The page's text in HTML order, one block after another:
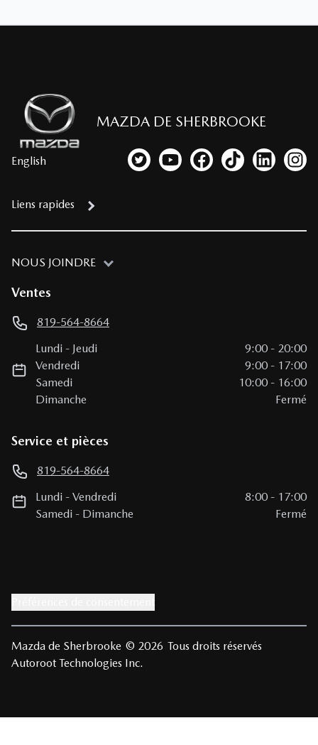
MAZDA DE SHERBROOKE
English Lien vers notre compte Twitter
Lien vers notre chaîne
Lien vers notre page
Lien vers notre
Lien vers
Lien
Liens rapides
NOUS JOINDRE
Ventes
819-564-8664
Lundi - Jeudi 9:00 - 20:00
Vendredi
9:00 - 17:00
Samedi
10:00 - 16:00
Dimanche
Fermé
Service et pièces
819-564-8664
Lundi -Vendredi 8:00 - 17:00
Samedi - Dimanche Fermé
Mazda de Sherbrooke © 2026 Tous droits réservés
Autoroot Technologies Inc.